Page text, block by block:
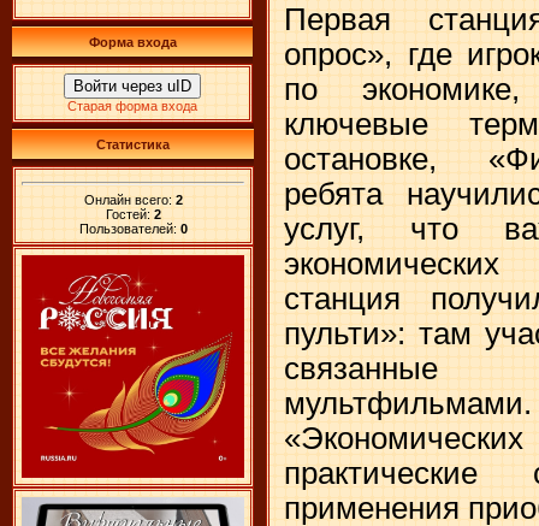
Форма входа
Войти через uID
Старая форма входа
Статистика
Онлайн всего: 2
Гостей: 2
Пользователей: 0
Первая
опрос», где
по
ключевые
остановке,
ребята
услуг, что
станция
пульти»: там
практические
применения